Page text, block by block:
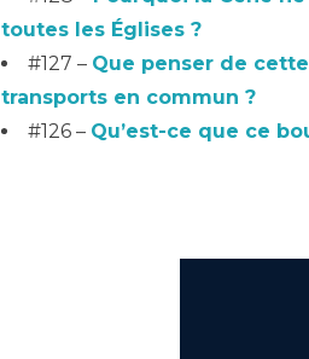
toutes les Églises ?
#127 – Que penser de
transports en commun ?
#126 – Qu’est-ce que ce